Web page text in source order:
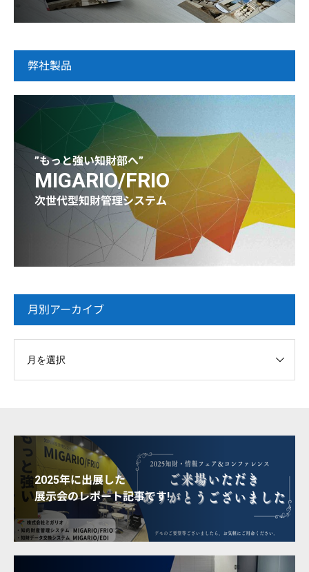
弊社製品
”もっと強い知財部へ”
MIGARIO/FRIO
次世代型知財管理システム
月別アーカイブ
2025年に出展した
展示会のレポート記事です!